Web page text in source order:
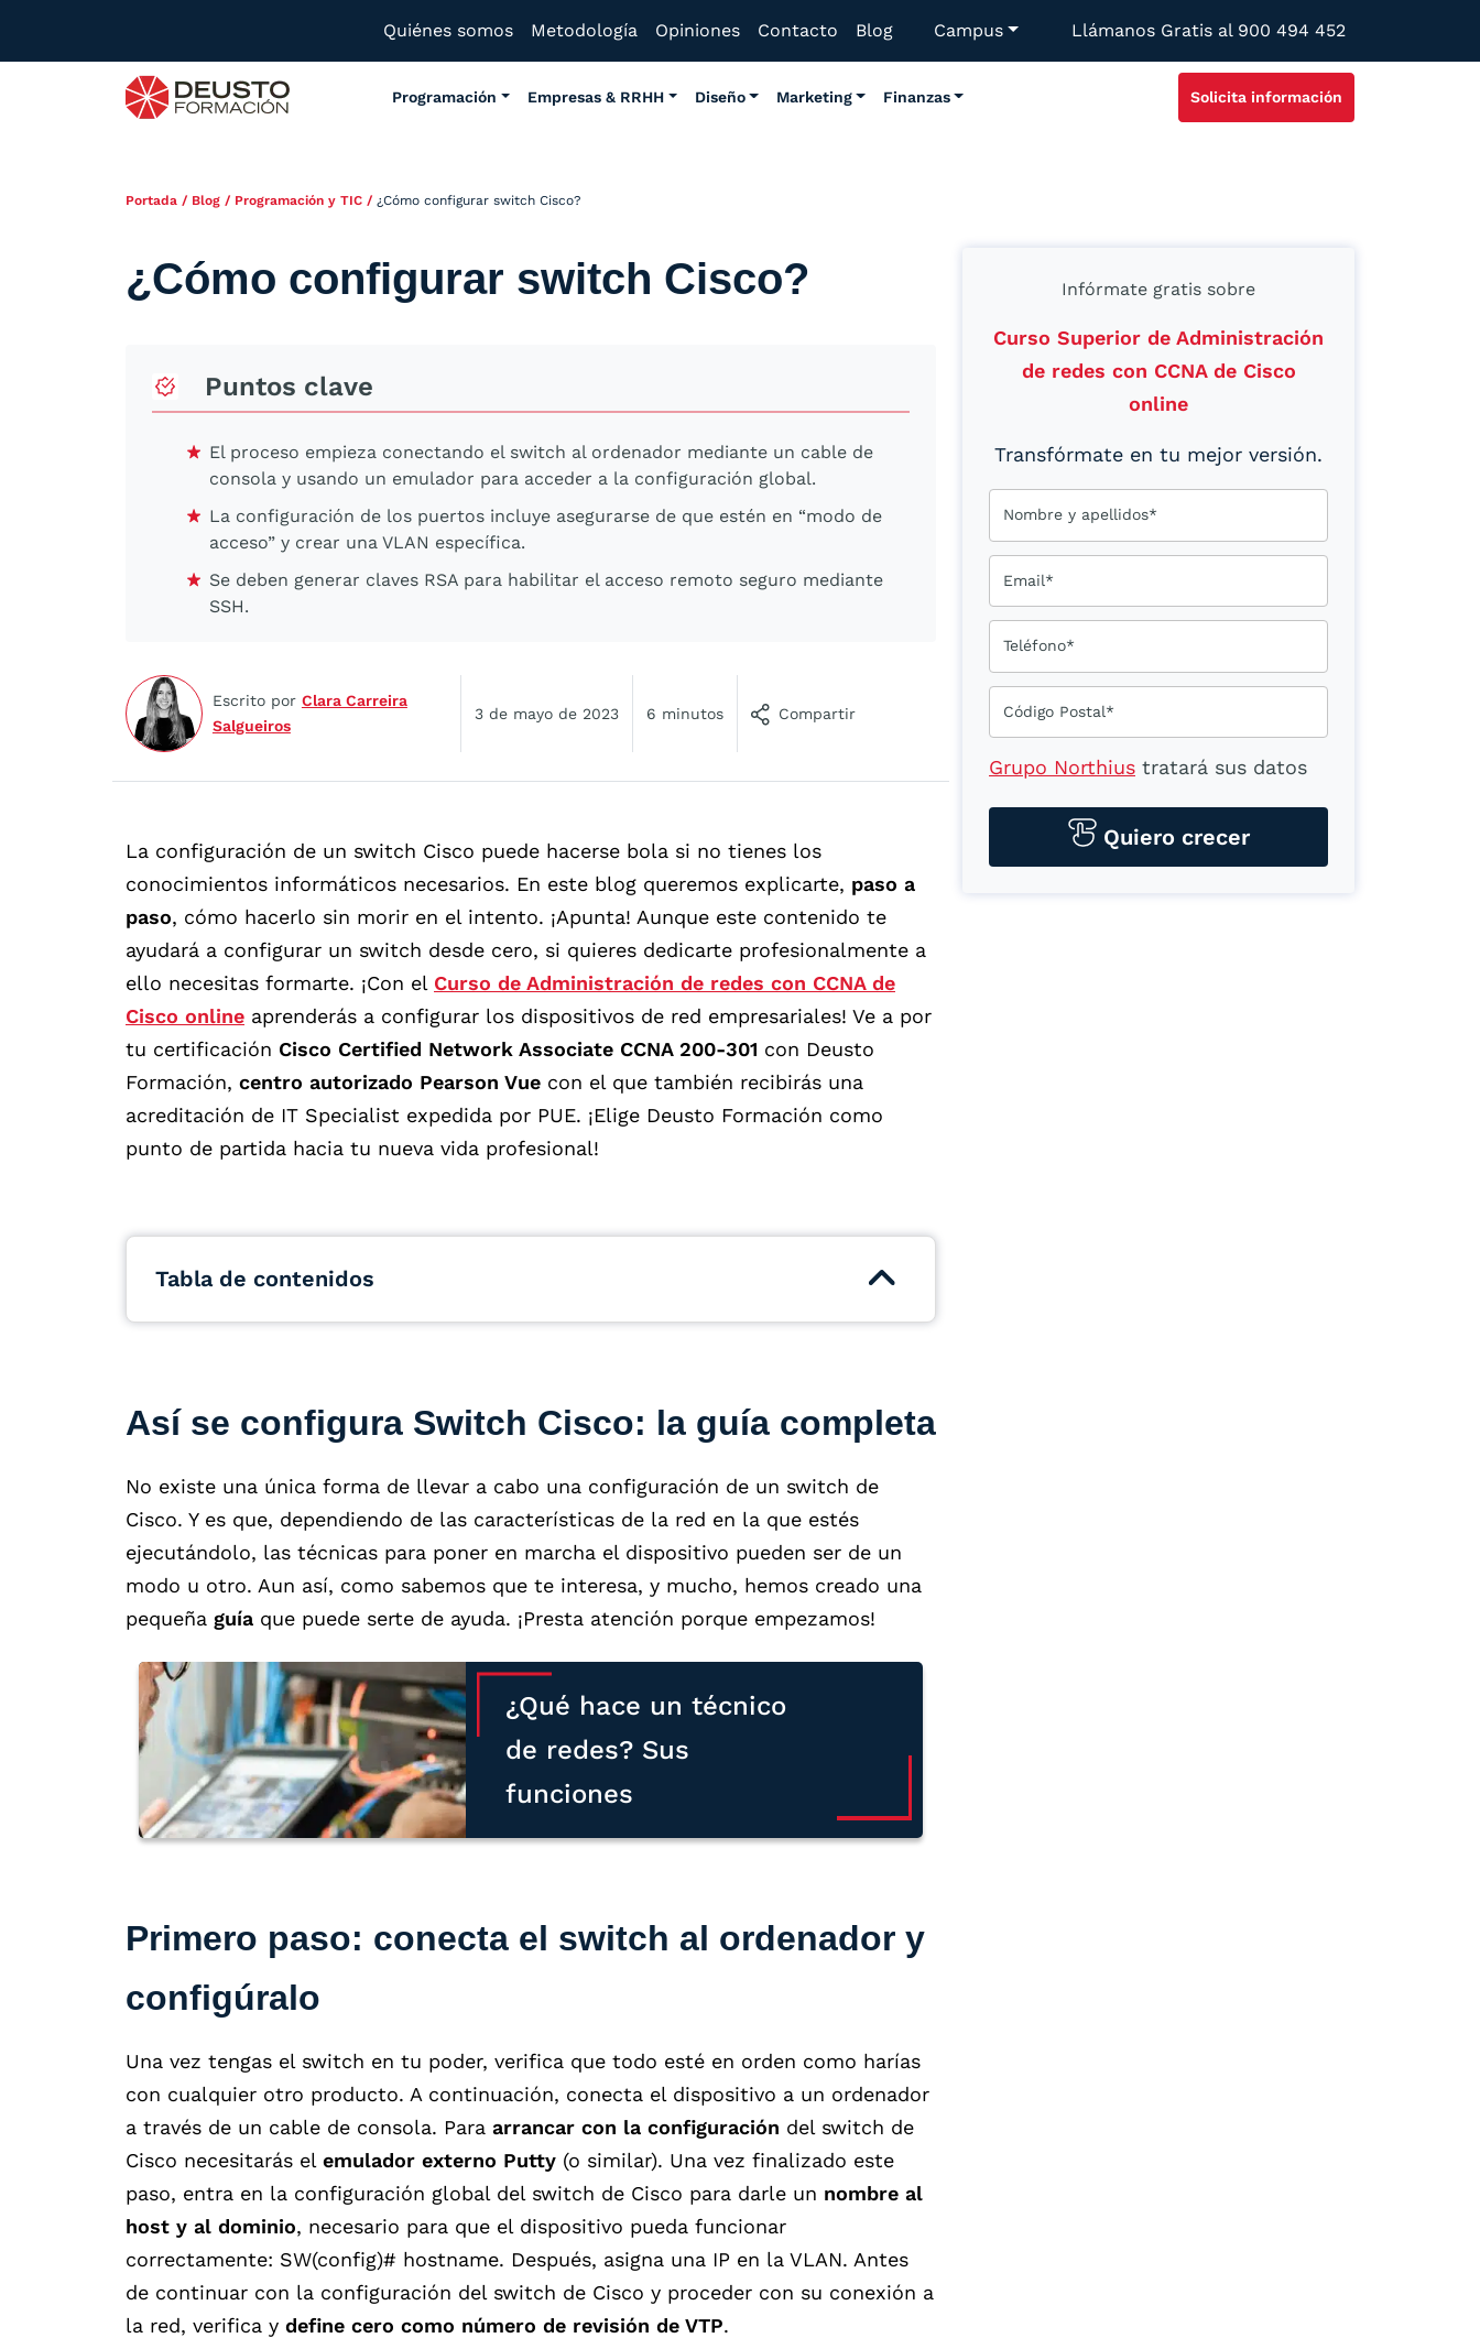
Quiénes somos Metodología Opiniones Contacto Blog Campus Llámanos Gratis al 900 494 452
Programación Empresas & RRHH Diseño Marketing Finanzas Solicita información
Portada / Blog / Programación y TIC / ¿Cómo configurar switch Cisco?
¿Cómo configurar switch Cisco?
Puntos clave
El proceso empieza conectando el switch al ordenador mediante un cable de
consola y usando un emulador para acceder a la configuración global.
La configuración de los puertos incluye asegurarse de que estén en “modo de
acceso” y crear una VLAN específica.
Se deben generar claves RSA para habilitar el acceso remoto seguro mediante
SSH.
Escrito por Clara Carreira
Salgueiros
3 de mayo de 2023 6 minutos Compartir
La configuración de un switch Cisco puede hacerse bola si no tienes los
conocimientos informáticos necesarios. En este blog queremos explicarte, paso a
paso, cómo hacerlo sin morir en el intento. ¡Apunta! Aunque este contenido te
ayudará a configurar un switch desde cero, si quieres dedicarte profesionalmente a
ello necesitas formarte. ¡Con el Curso de Administración de redes con CCNA de
Cisco online aprenderás a configurar los dispositivos de red empresariales! Ve a por
tu certificación Cisco Certified Network Associate CCNA 200-301 con Deusto
Formación, centro autorizado Pearson Vue con el que también recibirás una
acreditación de IT Specialist expedida por PUE. ¡Elige Deusto Formación como
punto de partida hacia tu nueva vida profesional!
Tabla de contenidos
Así se configura Switch Cisco: la guía completa
No existe una única forma de llevar a cabo una configuración de un switch de
Cisco. Y es que, dependiendo de las características de la red en la que estés
ejecutándolo, las técnicas para poner en marcha el dispositivo pueden ser de un
modo u otro. Aun así, como sabemos que te interesa, y mucho, hemos creado una
pequeña guía que puede serte de ayuda. ¡Presta atención porque empezamos!
¿Qué hace un técnico
de redes? Sus
funciones
Primero paso: conecta el switch al ordenador y
configúralo
Una vez tengas el switch en tu poder, verifica que todo esté en orden como harías
con cualquier otro producto. A continuación, conecta el dispositivo a un ordenador
a través de un cable de consola. Para arrancar con la configuración del switch de
Cisco necesitarás el emulador externo Putty (o similar). Una vez finalizado este
paso, entra en la configuración global del switch de Cisco para darle un nombre al
host y al dominio, necesario para que el dispositivo pueda funcionar
correctamente: SW(config)# hostname. Después, asigna una IP en la VLAN. Antes
de continuar con la configuración del switch de Cisco y proceder con su conexión a
la red, verifica y define cero como número de revisión de VTP.
Infórmate gratis sobre
Curso Superior de Administración
de redes con CCNA de Cisco
online
Transfórmate en tu mejor versión.
Nombre y apellidos*
Email*
Teléfono*
Código Postal*
Grupo Northius tratará sus datos
medios tecnológicos, incluso
aplicaciones de mensajería
Quiero crecer